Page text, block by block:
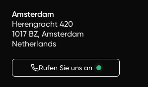
Amsterdam
Herengracht 420
1017 BZ, Amsterdam
Netherlands
Rufen Sie uns an